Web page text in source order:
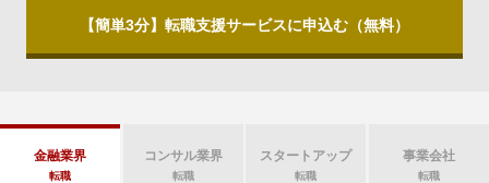
【簡単3分】転職支援サービスに申込む（無料）
金融業界
転職
コンサル業界
転職
スタートアップ
転職
事業会社
転職